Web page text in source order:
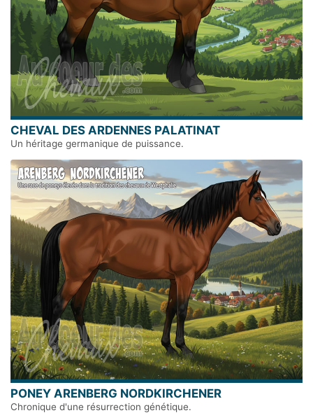
CHEVAL DES ARDENNES PALATINAT
Un héritage germanique de puissance.
PONEY ARENBERG NORDKIRCHENER
Chronique d'une résurrection génétique.